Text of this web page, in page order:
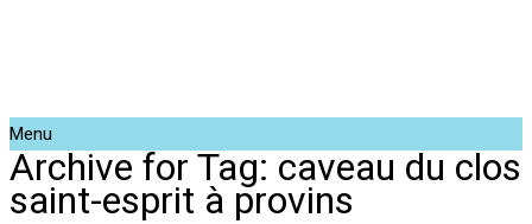
Menu
Archive for Tag: caveau du clos
saint-esprit à provins